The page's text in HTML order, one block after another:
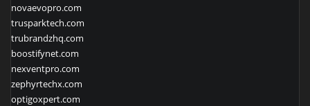
novaevopro.com
trusparktech.com
trubrandzhq.com
boostifynet.com
nexventpro.com
zephyrtechx.com
optigoxpert.com